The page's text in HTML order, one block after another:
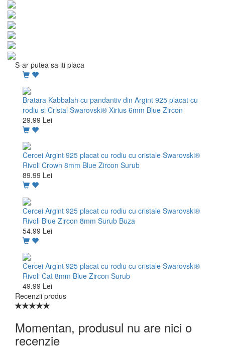
S-ar putea sa iti placa
Bratara Kabbalah cu pandantiv din Argint 925 placat cu
rodiu si Cristal Swarovski® Xirius 6mm Blue Zircon
29.99 Lei
Cercei Argint 925 placat cu rodiu cu cristale Swarovski®
Rivoli Crown 8mm Blue Zircon Surub
89.99 Lei
Cercei Argint 925 placat cu rodiu cu cristale Swarovski®
Rivoli Blue Zircon 8mm Surub Buza
54.99 Lei
Cercei Argint 925 placat cu rodiu cu cristale Swarovski®
Rivoli Cat 8mm Blue Zircon Surub
49.99 Lei
Recenzii produs
Momentan, produsul nu are nici o
recenzie